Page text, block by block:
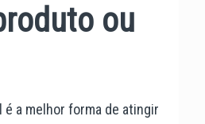
ou
é a melhor forma de atingir